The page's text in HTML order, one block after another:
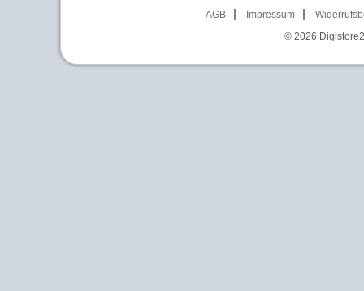
AGB Impressum
© 2026